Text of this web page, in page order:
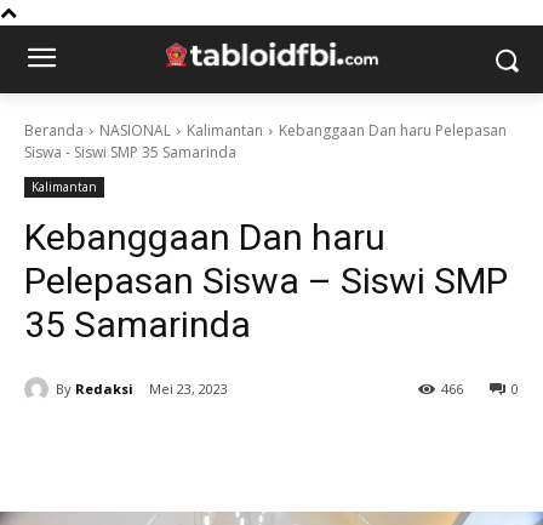
Beranda NASIONAL Kalimantan
Kebanggaan Dan haru Pelepasan
Siswa - Siswi SMP 35 Samarinda
Kalimantan
Kebanggaan Dan haru
Pelepasan Siswa – Siswi SMP
35 Samarinda
By Redaksi Mei 23, 2023 0
466